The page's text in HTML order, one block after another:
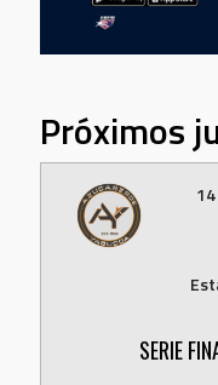
Próximos
SERIE